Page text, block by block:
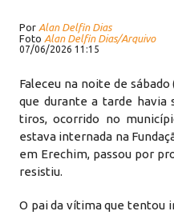
Por Alan Delfin Dias
Foto Alan Delfin Dias/Arquivo
07/06/2026 11:15
Faleceu na noite de sábado
que durante a tarde havia
tiros, ocorrido no
estava internada na
em Erechim, passou por
resistiu.
O pai da vítima que tentou